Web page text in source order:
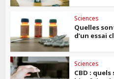
Sciences
Quelles
d’un essai
Sciences
CBD :